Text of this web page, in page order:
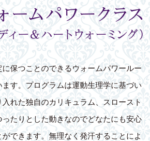
保つことのできるウォームパワールー
す。プログラムは運動生理学に基づい
れた独自のカリキュラム、スロースト
ったりとした動きなのでどなたにも安心
ができます。無理なく発汗することによ